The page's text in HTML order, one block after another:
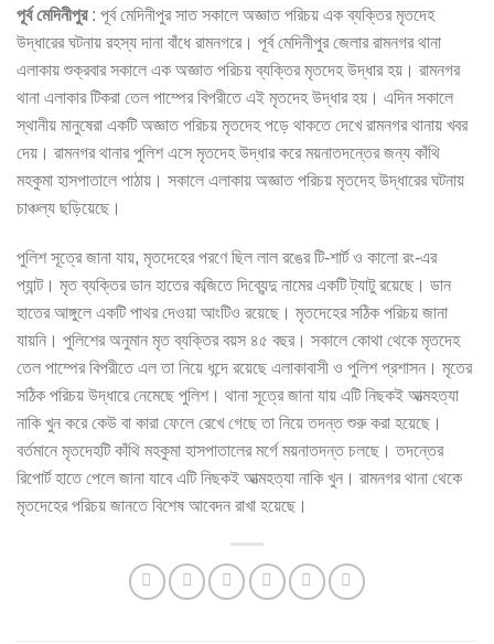
পূর্ব মেদিনীপুর: পূর্ব মেদিনীপুর সাত সকালে অজ্ঞাত পরিচয় এক ব্যক্তির মৃতদেহ
উদ্ধারের ঘটনায় রহস্য দানা বাঁধে রামনগরে। পূর্ব মেদিনীপুর জেলার রামনগর থানা
এলাকায় শুক্রবার সকালে এক অজ্ঞাত পরিচয় ব্যক্তির মৃতদেহ উদ্ধার হয়। রামনগর
থানা এলাকার টিকরা তেল পাম্পের বিপরীতে এই মৃতদেহ উদ্ধার হয়। এদিন সকালে
স্থানীয় মানুষেরা একটি অজ্ঞাত পরিচয় মৃতদেহ পড়ে থাকতে দেখে রামনগর থানায় খবর
দেয়। রামনগর থানার পুলিশ এসে মৃতদেহ উদ্ধার করে ময়নাতদন্তের জন্য কাঁথি
মহকুমা হাসপাতালে পাঠায়। সকালে এলাকায় অজ্ঞাত পরিচয় মৃতদেহ উদ্ধারের ঘটনায়
চাঞ্চল্য ছড়িয়েছে।
পুলিশ সূত্রে জানা যায়, মৃতদেহের পরণে ছিল লাল রঙের টি-শার্ট ও কালো রং-এর
প্যান্ট। মৃত ব্যক্তির ডান হাতের কব্জিতে দিব্যেন্দু নামের একটি ট্যাটু রয়েছে। ডান
হাতের আঙ্গুলে একটি পাথর দেওয়া আংটিও রয়েছে। মৃতদেহের সঠিক পরিচয় জানা
যায়নি। পুলিশের অনুমান মৃত ব্যক্তির বয়স ৪৫ বছর। সকালে কোথা থেকে মৃতদেহ
তেল পাম্পের বিপরীতে এল তা নিয়ে ধন্দে রয়েছে এলাকাবাসী ও পুলিশ প্রশাসন। মৃতের
সঠিক পরিচয় উদ্ধারে নেমেছে পুলিশ। থানা সূত্রে জানা যায় এটি নিছকই আত্মহত্যা
নাকি খুন করে কেউ বা কারা ফেলে রেখে গেছে তা নিয়ে তদন্ত শুরু করা হয়েছে।
বর্তমানে মৃতদেহটি কাঁথি মহকুমা হাসপাতালের মর্গে ময়নাতদন্ত চলছে। তদন্তের
রিপোর্ট হাতে পেলে জানা যাবে এটি নিছকই আত্মহত্যা নাকি খুন। রামনগর থানা থেকে
মৃতদেহের পরিচয় জানতে বিশেষ আবেদন রাখা হয়েছে।